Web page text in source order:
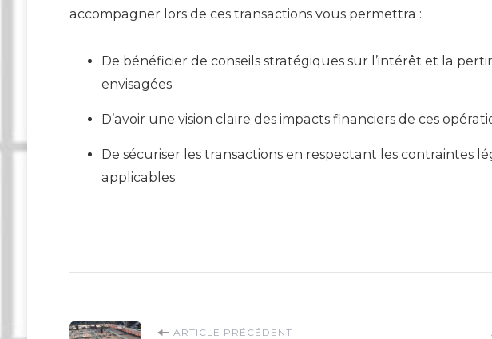
accompagner lors de ces transactions vous permettra :
De bénéficier de conseils stratégiques sur l’intérêt et la
envisagées
D’avoir une vision claire des impacts financiers de ces
De sécuriser les transactions en respectant les contraintes
applicables
ARTICLE PRÉCÉDENT